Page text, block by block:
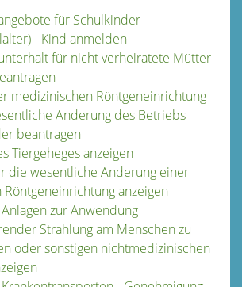
für Schulkinder
- Kind anmelden
für nicht verheiratete Mütter
medizinischen Röntgeneinrichtung
Änderung des Betriebs
beantragen
Tiergeheges anzeigen
die wesentliche Änderung einer
anzeigen
zur Anwendung
Strahlung am Menschen zu
oder sonstigen nichtmedizinischen